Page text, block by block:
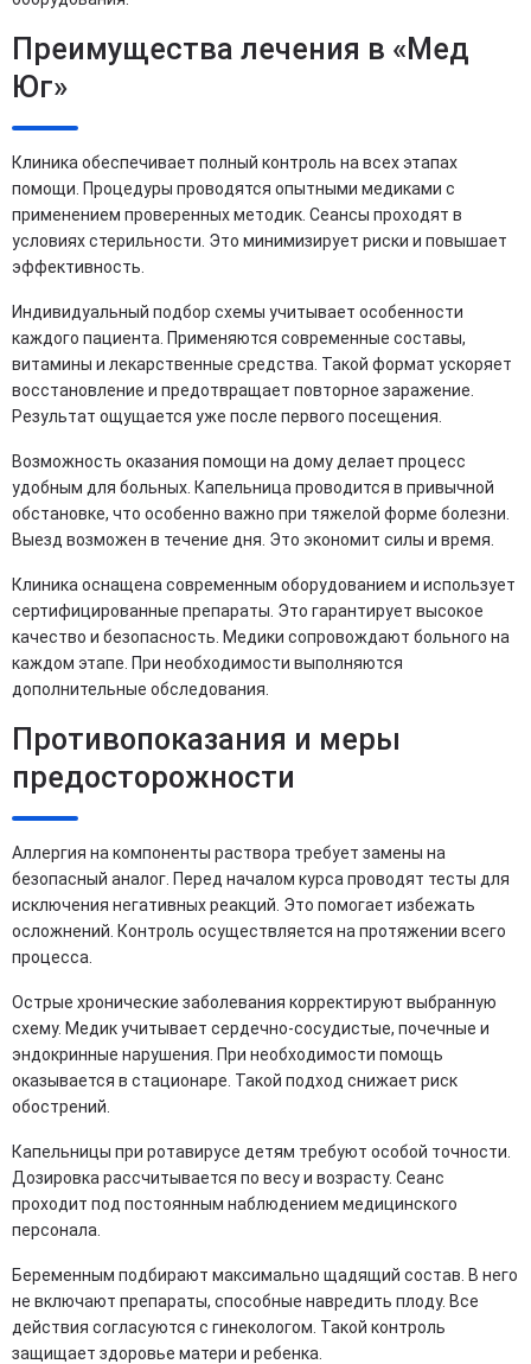
Преимущества лечения в «Мед
Юг»
Клиника обеспечивает полный контроль на всех этапах
помощи. Процедуры проводятся опытными медиками с
применением проверенных методик. Сеансы проходят в
условиях стерильности. Это минимизирует риски и повышает
эффективность.
Индивидуальный подбор схемы учитывает особенности
каждого пациента. Применяются современные составы,
витамины и лекарственные средства. Такой формат ускоряет
восстановление и предотвращает повторное заражение.
Результат ощущается уже после первого посещения.
Возможность оказания помощи на дому делает процесс
удобным для больных. Капельница проводится в привычной
обстановке, что особенно важно при тяжелой форме болезни.
Выезд возможен в течение дня. Это экономит силы и время.
Клиника оснащена современным оборудованием и использует
сертифицированные препараты. Это гарантирует высокое
качество и безопасность. Медики сопровождают больного на
каждом этапе. При необходимости выполняются
дополнительные обследования.
Противопоказания и меры
предосторожности
Аллергия на компоненты раствора требует замены на
безопасный аналог. Перед началом курса проводят тесты для
исключения негативных реакций. Это помогает избежать
осложнений. Контроль осуществляется на протяжении всего
процесса.
Острые хронические заболевания корректируют выбранную
схему. Медик учитывает сердечно-сосудистые, почечные и
эндокринные нарушения. При необходимости помощь
оказывается в стационаре. Такой подход снижает риск
обострений.
Капельницы при ротавирусе детям требуют особой точности.
Дозировка рассчитывается по весу и возрасту. Сеанс
проходит под постоянным наблюдением медицинского
персонала.
Беременным подбирают максимально щадящий состав. В него
не включают препараты, способные навредить плоду. Все
действия согласуются с гинекологом. Такой контроль
защищает здоровье матери и ребенка.